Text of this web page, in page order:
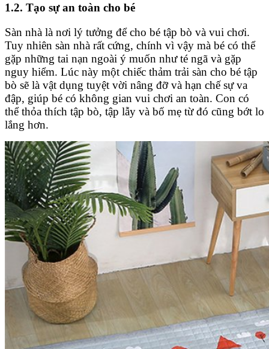
1.2. Tạo sự an toàn cho bé
Sàn nhà là nơi lý tưởng để cho bé tập bò và vui chơi.
Tuy nhiên sàn nhà rất cứng, chính vì vậy mà bé có thể
gặp những tai nạn ngoài ý muốn như té ngã và gặp
nguy hiểm. Lúc này một chiếc thảm trải sàn cho bé tập
bò sẽ là vật dụng tuyệt vời nâng đỡ và hạn chế sự va
đập, giúp bé có không gian vui chơi an toàn. Con có
thể thỏa thích tập bò, tập lẫy và bố mẹ từ đó cũng bớt lo
lắng hơn.